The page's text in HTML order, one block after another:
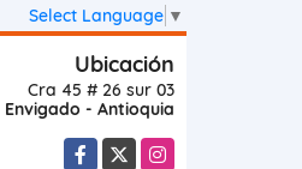
Select Language ▼
Ubicación
Cra 45 # 26 sur 03
Envigado - Antioquia
Facebook
X Instagram